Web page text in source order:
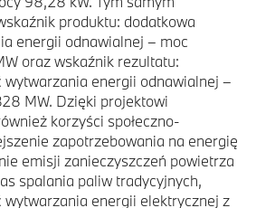
produktu: dodatkowa
energii odnawialnej – moc
oraz wskaźnik rezultatu:
wytwarzania energii odnawialnej –
MW. Dzięki projektowi
korzyści społeczno-
zapotrzebowania na energię
emisji zanieczyszczeń powietrza
spalania paliw tradycyjnych,
wytwarzania energii elektrycznej z